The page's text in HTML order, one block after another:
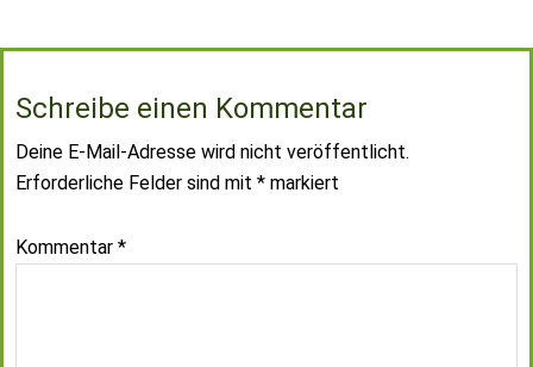
Schreibe einen Kommentar
Deine E-Mail-Adresse wird nicht veröffentlicht.
Erforderliche Felder sind mit * markiert
Kommentar *